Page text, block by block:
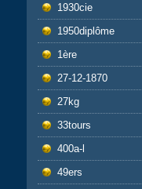
1930cie
1950diplôme
1ère
27-12-1870
27kg
33tours
400a-l
49ers